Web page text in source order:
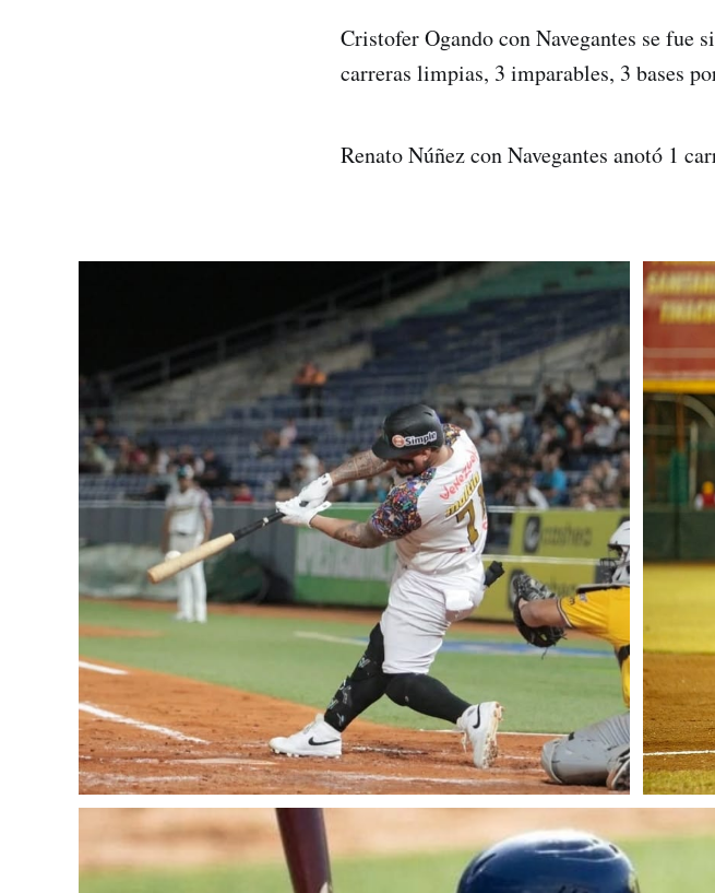
Cristofer Ogando con Navegantes se fue
carreras limpias, 3 imparables, 3 bases
Renato Núñez con Navegantes anotó 1